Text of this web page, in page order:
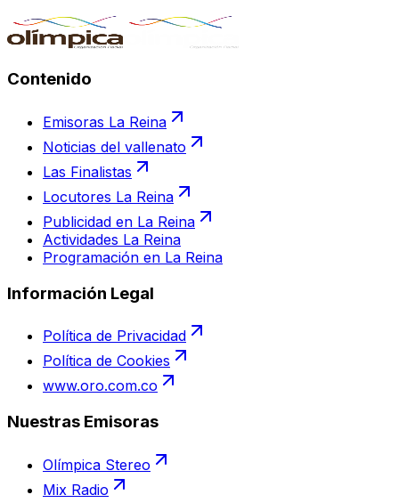
Contenido
Emisoras La Reina
Noticias del vallenato
Las Finalistas
Locutores La Reina
Publicidad en La Reina
Actividades La Reina
Programación en La Reina
Información Legal
Política de Privacidad
Política de Cookies
www.oro.com.co
Nuestras Emisoras
Olímpica Stereo
Mix Radio